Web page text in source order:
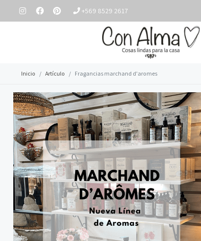
+569 8529 2617
Inicio Artículo Fragancias marchand d'aromes